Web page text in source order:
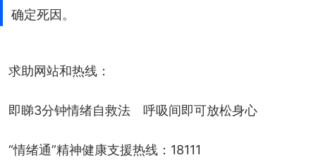
确定死因。
求助网站和热线：
即睇3分钟情绪自救法　呼吸间即可放松身心
“情绪通”精神健康支援热线：18111